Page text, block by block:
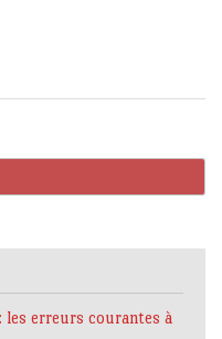
les erreurs courantes à